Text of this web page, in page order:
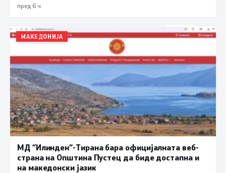
пред 6 ч.
МАКЕДОНИЈА
МД “Илинден“-Тирана бара официјалната веб-
страна на Општина Пустец да биде достапна и
на македонски јазик